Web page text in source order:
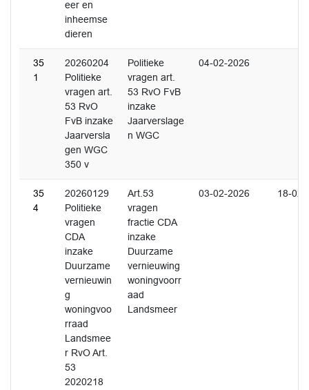
eer en
inheemse
dieren
35
1
20260204
Politieke
vragen art.
53 RvO
FvB inzake
Jaarversla
gen WGC
350 v
Politieke
vragen art.
53 RvO FvB
inzake
Jaarverslage
n WGC
04-02-2026
35
4
20260129
Politieke
vragen
CDA
inzake
Duurzame
vernieuwin
g
woningvoo
rraad
Landsmee
r RvO Art.
53
2020218
Art.53
vragen
fractie CDA
inzake
Duurzame
vernieuwing
woningvoorr
aad
Landsmeer
03-02-2026 18-02-